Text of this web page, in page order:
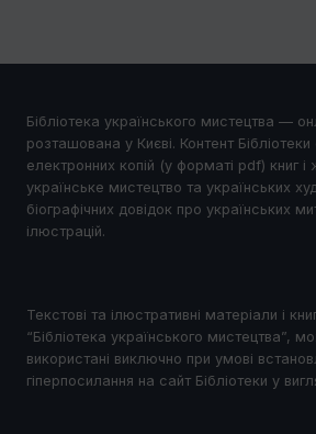
Бібліотека українського мистецтва —
розташована у Києві. Контент
електронних копій (у форматі pdf) книг і
українське мистецтво та українських
біографічних довідок про українських
ілюстрацій.
Текстові та ілюстративні матеріали і
“Бібліотека українського мистецтва”,
використані виключно при умові
гіперпосилання на сайт Бібліотеки у